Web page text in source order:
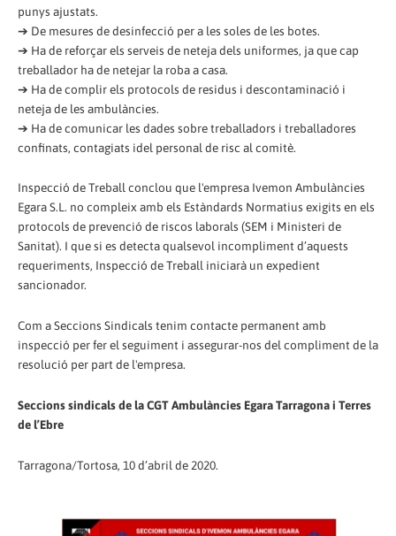
punys ajustats.
➔ De mesures de desinfecció per a les soles de les botes.
➔ Ha de reforçar els serveis de neteja dels uniformes, ja que cap
treballador ha de netejar la roba a casa.
➔ Ha de complir els protocols de residus i descontaminació i
neteja de les ambulàncies.
➔ Ha de comunicar les dades sobre treballadors i treballadores
confinats, contagiats idel personal de risc al comitè.
Inspecció de Treball conclou que l'empresa Ivemon Ambulàncies
Egara S.L. no compleix amb els Estàndards Normatius exigits en els
protocols de prevenció de riscos laborals (SEM i Ministeri de
Sanitat). I que si es detecta qualsevol incompliment d’aquests
requeriments, Inspecció de Treball iniciarà un expedient
sancionador.
Com a Seccions Sindicals tenim contacte permanent amb
inspecció per fer el seguiment i assegurar-nos del compliment de la
resolució per part de l'empresa.
Seccions sindicals de la CGT Ambulàncies Egara Tarragona i Terres
de l’Ebre
Tarragona/Tortosa, 10 d’abril de 2020.